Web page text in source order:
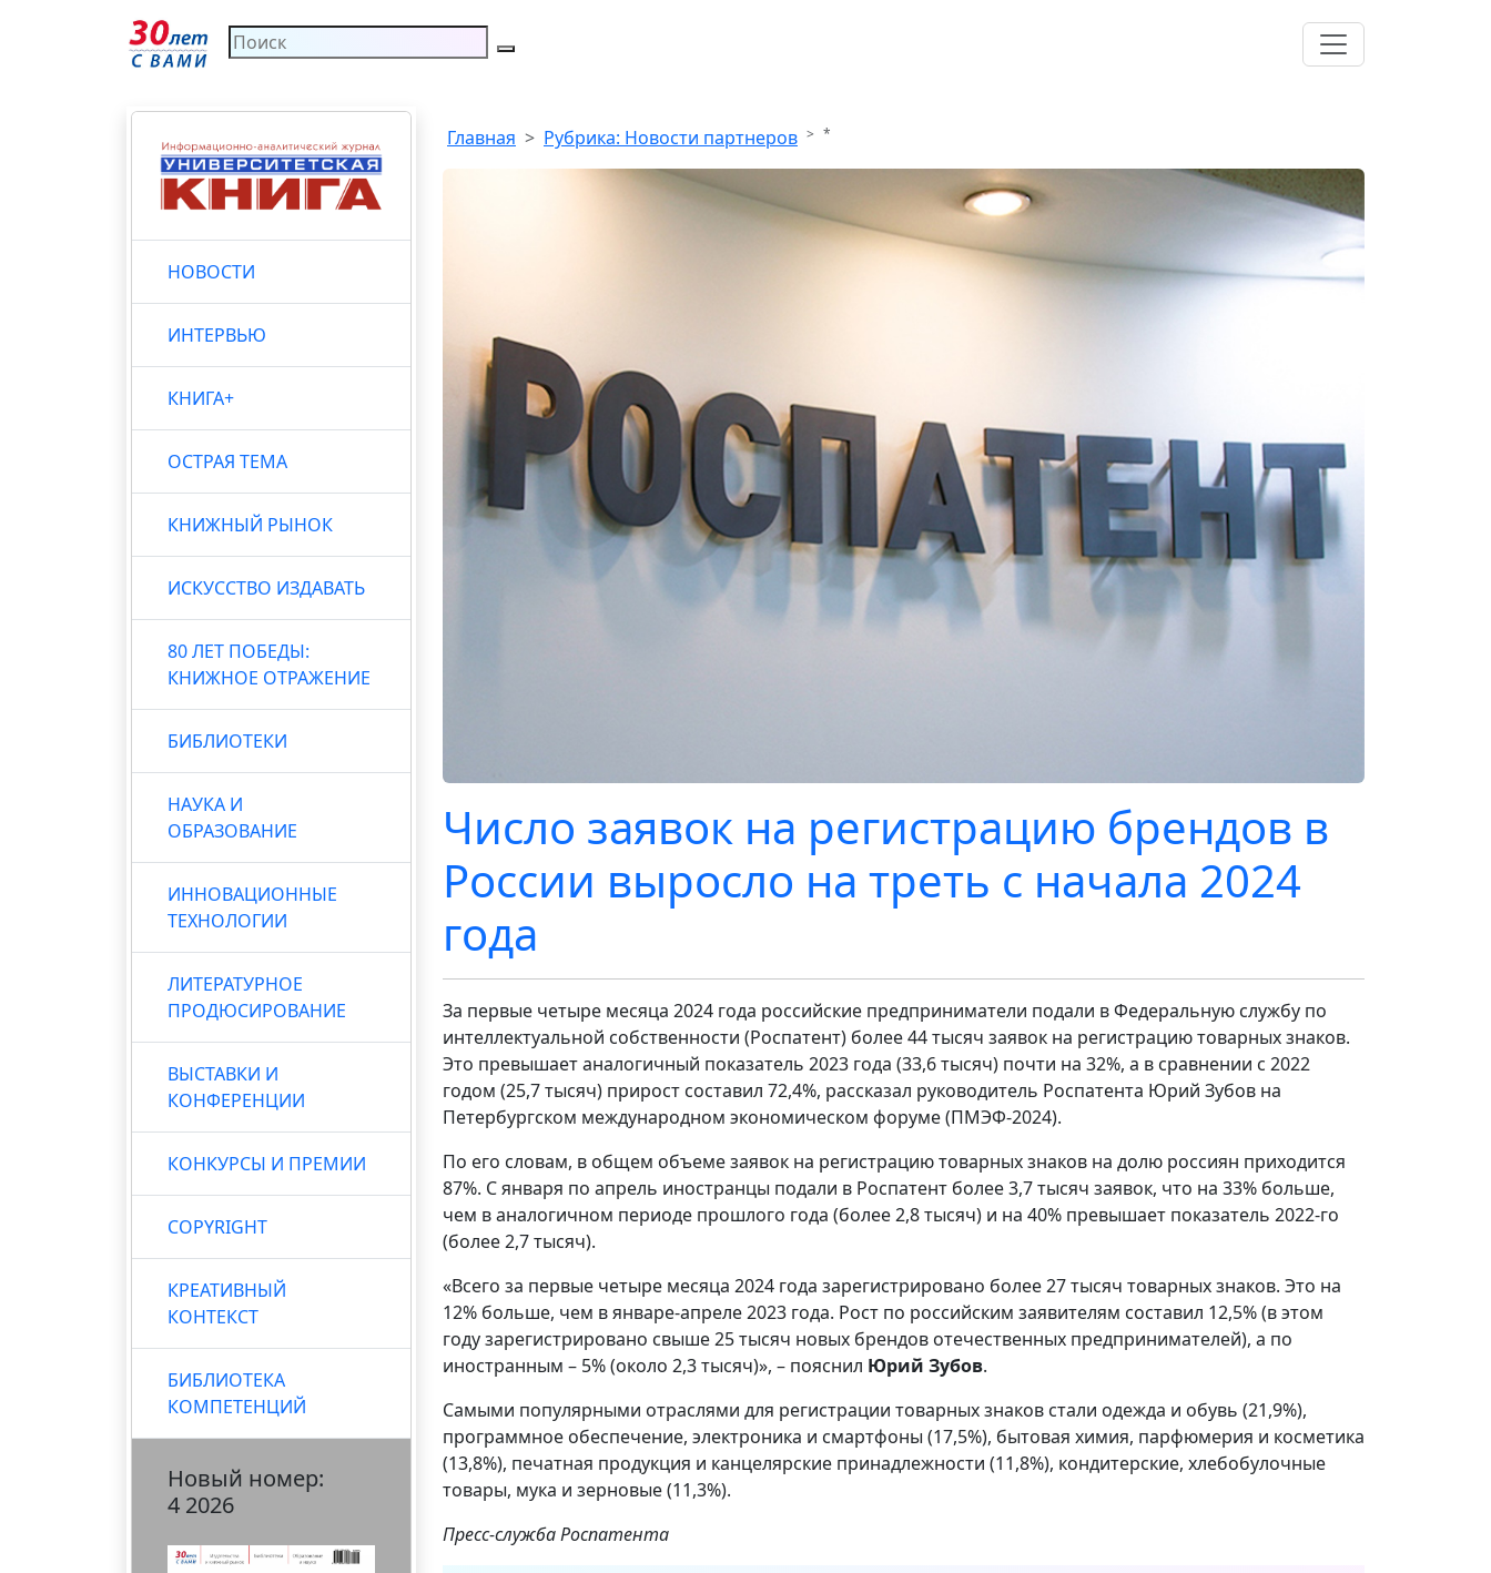
НОВОСТИ
ИНТЕРВЬЮ
КНИГА+
ОСТРАЯ ТЕМА
КНИЖНЫЙ РЫНОК
ИСКУССТВО ИЗДАВАТЬ
80 ЛЕТ ПОБЕДЫ:
КНИЖНОЕ ОТРАЖЕНИЕ
БИБЛИОТЕКИ
НАУКА И
ОБРАЗОВАНИЕ
ИННОВАЦИОННЫЕ
ТЕХНОЛОГИИ
ЛИТЕРАТУРНОЕ
ПРОДЮСИРОВАНИЕ
ВЫСТАВКИ И
КОНФЕРЕНЦИИ
КОНКУРСЫ И ПРЕМИИ
COPYRIGHT
КРЕАТИВНЫЙ
КОНТЕКСТ
БИБЛИОТЕКА
КОМПЕТЕНЦИЙ
Новый номер:
4 2026
Главная Рубрика: Новости партнеров *
Число заявок на регистрацию брендов в
России выросло на треть с начала 2024
года
За первые четыре месяца 2024 года российские предприниматели подали в Федеральную службу по
интеллектуальной собственности (Роспатент) более 44 тысяч заявок на регистрацию товарных знаков.
Это превышает аналогичный показатель 2023 года (33,6 тысяч) почти на 32%, а в сравнении с 2022
годом (25,7 тысяч) прирост составил 72,4%, рассказал руководитель Роспатента Юрий Зубов на
Петербургском международном экономическом форуме (ПМЭФ-2024).
По его словам, в общем объеме заявок на регистрацию товарных знаков на долю россиян приходится
87%. С января по апрель иностранцы подали в Роспатент более 3,7 тысяч заявок, что на 33% больше,
чем в аналогичном периоде прошлого года (более 2,8 тысяч) и на 40% превышает показатель 2022-го
(более 2,7 тысяч).
«Всего за первые четыре месяца 2024 года зарегистрировано более 27 тысяч товарных знаков. Это на
12% больше, чем в январе-апреле 2023 года. Рост по российским заявителям составил 12,5% (в этом
году зарегистрировано свыше 25 тысяч новых брендов отечественных предпринимателей), а по
иностранным – 5% (около 2,3 тысяч)», – пояснил Юрий Зубов.
Самыми популярными отраслями для регистрации товарных знаков стали одежда и обувь (21,9%),
программное обеспечение, электроника и смартфоны (17,5%), бытовая химия, парфюмерия и косметика
(13,8%), печатная продукция и канцелярские принадлежности (11,8%), кондитерские, хлебобулочные
товары, мука и зерновые (11,3%).
Пресс-служба Роспатента